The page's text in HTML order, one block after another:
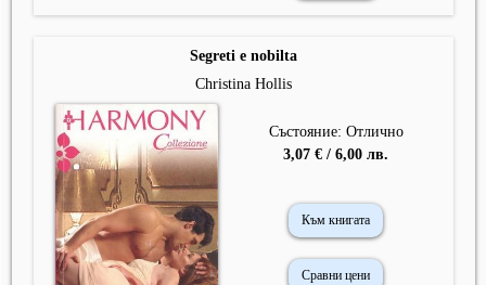
Segreti e nobilta
Christina Hollis
Състояние: Отлично
3,07 € / 6,00 лв.
Към книгата
Сравни цени